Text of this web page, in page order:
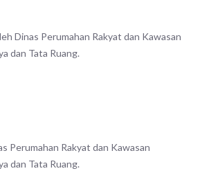
Dinas Perumahan Rakyat dan Kawasan
dan Tata Ruang.
Perumahan Rakyat dan Kawasan
dan Tata Ruang.